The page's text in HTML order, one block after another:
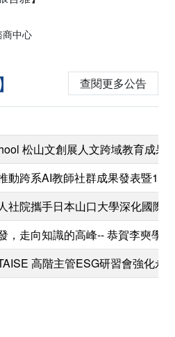
中心
查閱更多公告
松山文創展人文跨域教育成果
動跨系AI教師社群成果發表暨
社院攜手日本山口大學深化國際
，走向知識的高峰-- 恭賀李奭學
高階主管ESG研習會強化永